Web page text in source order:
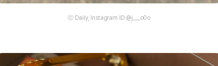
ⓒ Daily, Instagram ID @j___o0o